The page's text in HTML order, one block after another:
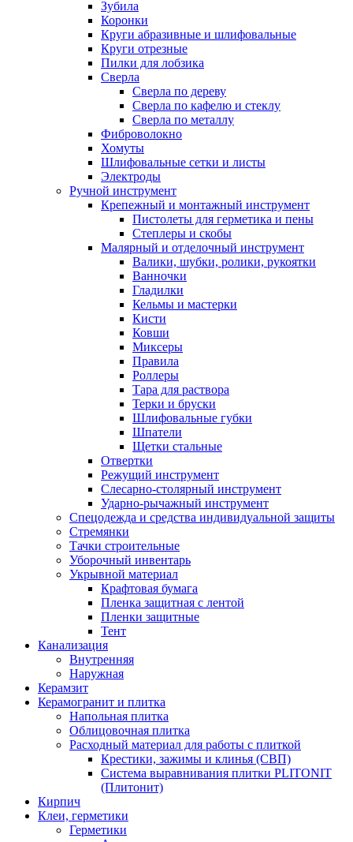
Зубила
Коронки
Круги абразивные и шлифовальные
Круги отрезные
Пилки для лобзика
Сверла
Сверла по дереву
Сверла по кафелю и стеклу
Сверла по металлу
Фиброволокно
Хомуты
Шлифовальные сетки и листы
Электроды
Ручной инструмент
Крепежный и монтажный инструмент
Пистолеты для герметика и пены
Степлеры и скобы
Малярный и отделочный инструмент
Валики, шубки, ролики, рукоятки
Ванночки
Гладилки
Кельмы и мастерки
Кисти
Ковши
Миксеры
Правила
Роллеры
Тара для раствора
Терки и бруски
Шлифовальные губки
Шпатели
Щетки стальные
Отвертки
Режущий инструмент
Слесарно-столярный инструмент
Ударно-рычажный инструмент
Спецодежда и средства индивидуальной защиты
Стремянки
Тачки строительные
Уборочный инвентарь
Укрывной материал
Крафтовая бумага
Пленка защитная с лентой
Пленки защитные
Тент
Канализация
Внутренняя
Наружная
Керамзит
Керамогранит и плитка
Напольная плитка
Облицовочная плитка
Расходный материал для работы с плиткой
Крестики, зажимы и клинья (СВП)
Система выравнивания плитки PLITONIT
(Плитонит)
Кирпич
Клеи, герметики
Герметики